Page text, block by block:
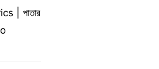
| পাতার